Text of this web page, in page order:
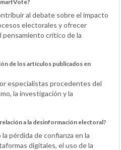
al debate sobre el impacto
electorales y ofrecer
crítico de la
de los artículos publicados en
especialistas procedentes del
la investigación y la
a la desinformación electoral?
pérdida de confianza en la
digitales, el uso de la